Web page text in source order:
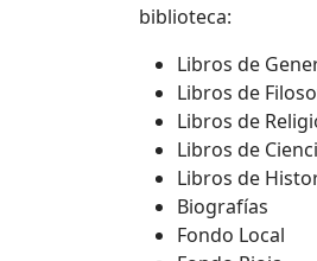
biblioteca:
Libros de
Libros de
Libros de
Libros de
Libros de
Biografías
Fondo Local